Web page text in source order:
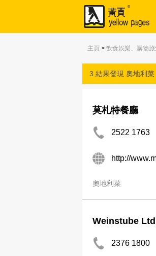
主頁 > 飲食娛樂、購物旅
3 結果發現 奧地利菜
莫札特餐廳
2522 1763
http://
奧地利菜
Weinstube Ltd
2376 1800